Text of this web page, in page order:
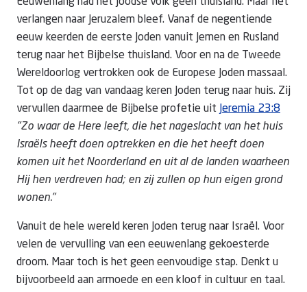
verlangen naar Jeruzalem bleef. Vanaf de negentiende
eeuw keerden de eerste Joden vanuit Jemen en Rusland
terug naar het Bijbelse thuisland. Voor en na de Tweede
Wereldoorlog vertrokken ook de Europese Joden massaal.
Tot op de dag van vandaag keren Joden terug naar huis. Zij
vervullen daarmee de Bijbelse profetie uit Jeremia 23:8
"Zo waar de Here leeft, die het nageslacht van het huis
Israëls heeft doen optrekken en die het heeft doen
komen uit het Noorderland en uit al de landen waarheen
Hij hen verdreven had; en zij zullen op hun eigen grond
wonen."
Vanuit de hele wereld keren Joden terug naar Israël. Voor
velen de vervulling van een eeuwenlang gekoesterde
droom. Maar toch is het geen eenvoudige stap. Denkt u
bijvoorbeeld aan armoede en een kloof in cultuur en taal.